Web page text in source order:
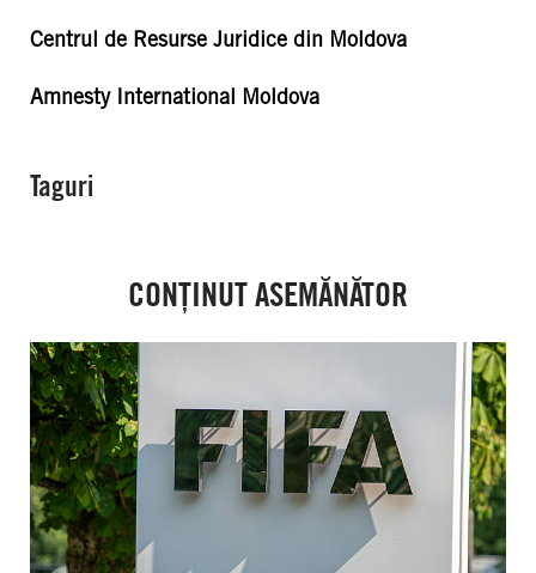
Centrul de Resurse Juridice din Moldova
Amnesty International Moldova
Taguri
CONȚINUT ASEMĂNĂTOR
FIFA:
Criza
instituțională
arată
necesitatea
urgentă
a
unor